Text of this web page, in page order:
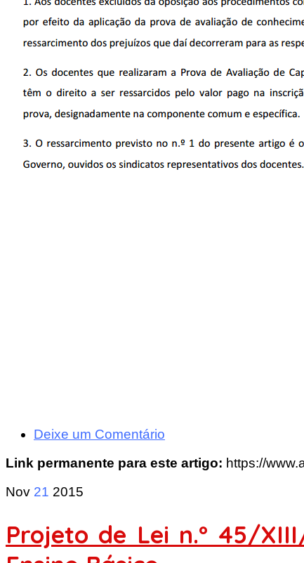
Deixe um Comentário
Link permanente para este artigo: https://
Nov 21 2015
Projeto de Lei n.º 45/